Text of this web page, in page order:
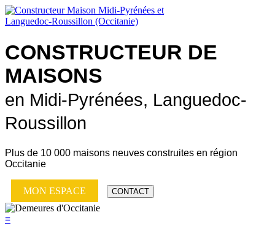
CONSTRUCTEUR DE
MAISONS
en Midi-Pyrénées, Languedoc-
Roussillon
Plus de 10 000 maisons neuves construites en région
Occitanie
MON ESPACE CONTACT
≡